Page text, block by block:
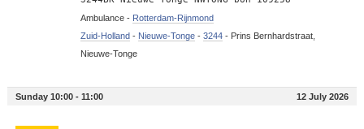
Ambulance - Rotterdam-Rijnmond
Zuid-Holland- Nieuwe-Tonge- 3244- Prins Bernhardstraat,
Nieuwe-Tonge
Sunday 10:00 - 11:00 12 July 2026